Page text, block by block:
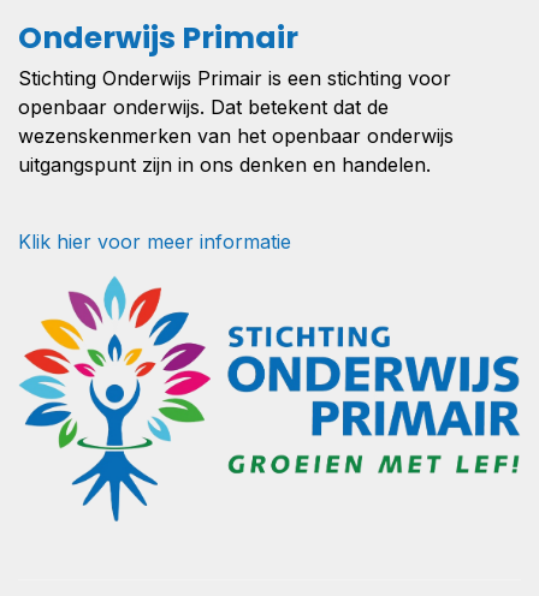
Onderwijs Primair
Stichting Onderwijs Primair is een stichting voor
openbaar onderwijs. Dat betekent dat de
wezenskenmerken van het openbaar onderwijs
uitgangspunt zijn in ons denken en handelen.
Klik hier voor meer informatie